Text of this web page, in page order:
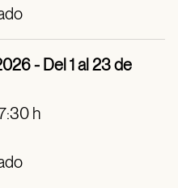
- Del 1 al 23 de
h